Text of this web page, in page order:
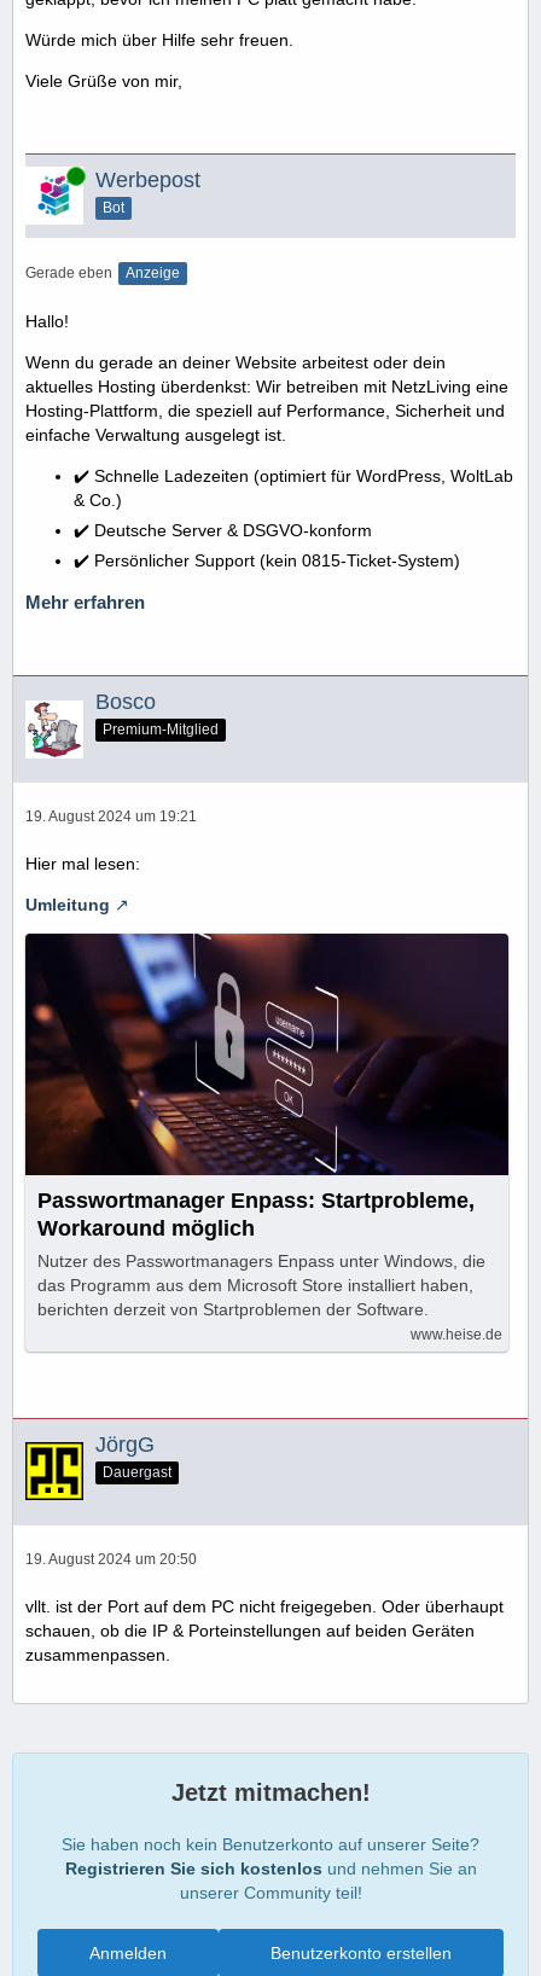
Würde mich über Hilfe sehr freuen.
Viele Grüße von mir,
Online Werbepost
Bot
Gerade eben Anzeige
Hallo!
Wenn du gerade an deiner Website arbeitest oder dein
aktuelles Hosting überdenkst: Wir betreiben mit NetzLiving eine
Hosting-Plattform, die speziell auf Performance, Sicherheit und
einfache Verwaltung ausgelegt ist.
✔️ Schnelle Ladezeiten (optimiert für WordPress, WoltLab
& Co.)
✔️ Deutsche Server & DSGVO-konform
✔️ Persönlicher Support (kein 0815-Ticket-System)
Mehr erfahren
Bosco
Premium-Mitglied
19. August 2024 um 19:21
Hier mal lesen:
Umleitung
Passwortmanager Enpass: Startprobleme,
Workaround möglich
Nutzer des Passwortmanagers Enpass unter Windows, die
das Programm aus dem Microsoft Store installiert haben,
berichten derzeit von Startproblemen der Software.
www.heise.de
JörgG
Dauergast
19. August 2024 um 20:50
vllt. ist der Port auf dem PC nicht freigegeben. Oder überhaupt
schauen, ob die IP & Porteinstellungen auf beiden Geräten
zusammenpassen.
Jetzt mitmachen!
Sie haben noch kein Benutzerkonto auf unserer Seite?
Registrieren Sie sich kostenlos und nehmen Sie an
unserer Community teil!
Benutzerkonto erstellen
Anmelden